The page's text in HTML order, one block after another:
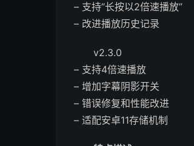
– 支持“长按以2倍速播放”
– 改进播放历史记录
v2.3.0
– 支持4倍速播放
– 增加字幕阴影开关
– 错误修复和性能改进
– 适配安卓11存储机制